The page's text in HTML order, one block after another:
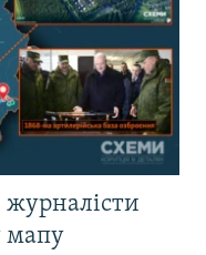
журналісти
мапу